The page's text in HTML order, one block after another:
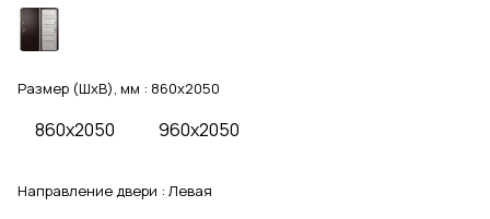
Размер (ШхВ), мм : 860x2050
860x2050 960x2050
Направление двери : Левая